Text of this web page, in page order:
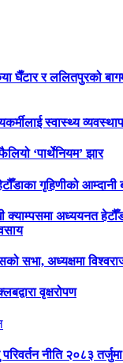
घैँटार र ललितपुरको
स्वास्थ्य
‘पार्थेनियम’ झार
गृहिणीको आम्दानी
क्याम्पसमा अध्ययनत
सभा, अध्यक्षमा
वृक्षरोपण
नीति २०८३ तर्जुमा